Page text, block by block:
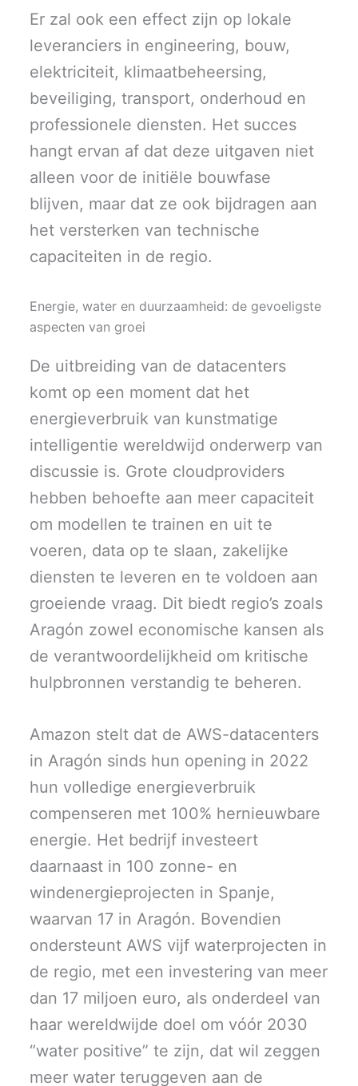
Er zal ook een effect zijn op lokale
leveranciers in engineering, bouw,
elektriciteit, klimaatbeheersing,
beveiliging, transport, onderhoud en
professionele diensten. Het succes
hangt ervan af dat deze uitgaven niet
alleen voor de initiële bouwfase
blijven, maar dat ze ook bijdragen aan
het versterken van technische
capaciteiten in de regio.
Energie, water en duurzaamheid: de gevoeligste
aspecten van groei
De uitbreiding van de datacenters
komt op een moment dat het
energieverbruik van kunstmatige
intelligentie wereldwijd onderwerp van
discussie is. Grote cloudproviders
hebben behoefte aan meer capaciteit
om modellen te trainen en uit te
voeren, data op te slaan, zakelijke
diensten te leveren en te voldoen aan
groeiende vraag. Dit biedt regio’s zoals
Aragón zowel economische kansen als
de verantwoordelijkheid om kritische
hulpbronnen verstandig te beheren.
Amazon stelt dat de AWS-datacenters
in Aragón sinds hun opening in 2022
hun volledige energieverbruik
compenseren met 100% hernieuwbare
energie. Het bedrijf investeert
daarnaast in 100 zonne- en
windenergieprojecten in Spanje,
waarvan 17 in Aragón. Bovendien
ondersteunt AWS vijf waterprojecten in
de regio, met een investering van meer
dan 17 miljoen euro, als onderdeel van
haar wereldwijde doel om vóór 2030
“water positive” te zijn, dat wil zeggen
meer water teruggeven aan de